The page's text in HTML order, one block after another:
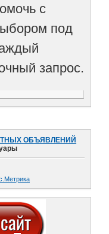
с
под
запрос.
ОБЪЯВЛЕНИЙ